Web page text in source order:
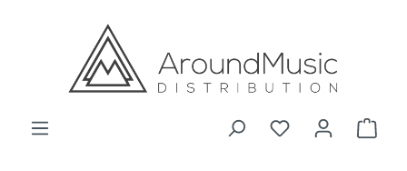
Zum Hauptinhalt springen